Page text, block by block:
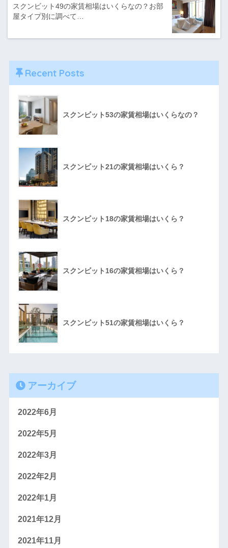
スクンビット49の家賃相場はいくらなの？お部
屋タイプ別に調べて…
Recent Posts
スクンビット53の家賃相場はいくらなの？
スクンビット21の家賃相場はいくら？
スクンビット18の家賃相場はいくら？
スクンビット16の家賃相場はいくら？
スクンビット51の家賃相場はいくら？
アーカイブ
2022年6月
2022年5月
2022年3月
2022年2月
2022年1月
2021年12月
2021年11月